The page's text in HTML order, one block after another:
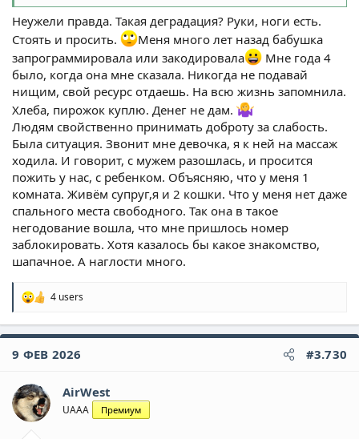
Неужели правда. Такая деградация? Руки, ноги есть.
Стоять и просить.
Меня много лет назад бабушка
запрограммировала или закодировала
Мне года 4
было, когда она мне сказала. Никогда не подавай
нищим, свой ресурс отдаешь. На всю жизнь запомнила.
Хлеба, пирожок куплю. Денег не дам.
Людям свойственно принимать доброту за слабость.
Была ситуация. Звонит мне девочка, я к ней на массаж
ходила. И говорит, с мужем разошлась, и просится
пожить у нас, с ребенком. Объясняю, что у меня 1
комната. Живём супруг,я и 2 кошки. Что у меня нет даже
спального места свободного. Так она в такое
негодование вошла, что мне пришлось номер
заблокировать. Хотя казалось бы какое знакомство,
шапачное. А наглости много.
Р
а
к
ц
:
4 users
9 ФЕВ 2026 #3.730
AirWest
UAAA Премиум